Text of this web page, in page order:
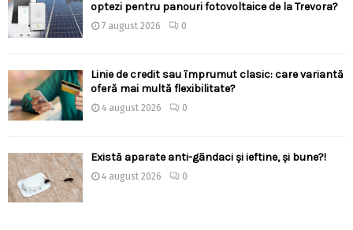
optezi pentru panouri fotovoltaice de la Trevora?
7 august 2026 0
Linie de credit sau împrumut clasic: care variantă
oferă mai multă flexibilitate?
4 august 2026 0
Există aparate anti-gândaci și ieftine, și bune?!
4 august 2026 0